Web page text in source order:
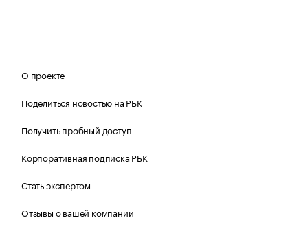
О проекте
Поделиться новостью на РБК
Получить пробный доступ
Корпоративная подписка РБК
Стать экспертом
Отзывы о вашей компании